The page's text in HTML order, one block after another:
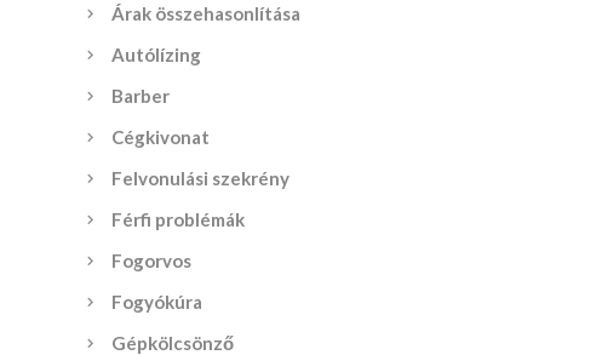
Árak összehasonlítása
Autólízing
Barber
Cégkivonat
Felvonulási szekrény
Férfi problémák
Fogorvos
Fogyókúra
Gépkölcsönző